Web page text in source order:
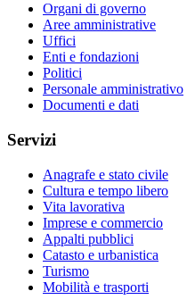
Organi di governo
Aree amministrative
Uffici
Enti e fondazioni
Politici
Personale amministrativo
Documenti e dati
Servizi
Anagrafe e stato civile
Cultura e tempo libero
Vita lavorativa
Imprese e commercio
Appalti pubblici
Catasto e urbanistica
Turismo
Mobilità e trasporti